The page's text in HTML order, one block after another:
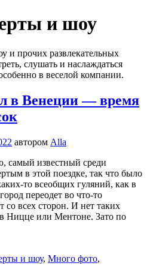
и шоу
и прочих развлекательных
слушать и наслаждаться
в веселой компании.
в Венеции — время
автором Alla
самый известный среди
в этой поездке, так что было
то всеобщих гуляний, как в
переодет во что-то
со всех сторон. И нет таких
Ницце или Ментоне. Зато по
и шоу, Много фото,